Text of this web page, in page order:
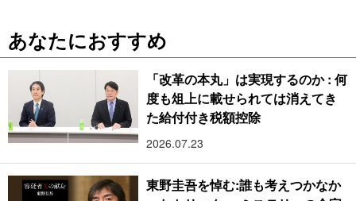
あなたにおすすめ
「改革の本丸」は実現するのか : 何
度も俎上に載せられては消えてき
た給付付き税額控除
2026.07.23
東野圭吾を悼む:誰も考えつかなか